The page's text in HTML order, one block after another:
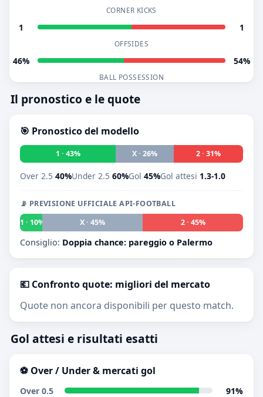
CORNER KICKS
1 1
OFFSIDES
46% 54%
BALL POSSESSION
Il pronostico e le quote
🎯 Pronostico del modello
1 · 43% X · 26% 2 · 31%
Over 2.5 40%Under 2.5 60%Gol 45%Gol attesi 1.3-1.0
📡 PREVISIONE UFFICIALE API-FOOTBALL
1 · 10%
X · 45% 2 · 45%
Consiglio: Doppia chance: pareggio o Palermo
💶 Confronto quote: migliori del mercato
Quote non ancora disponibili per questo match.
Gol attesi e risultati esatti
⚽ Over / Under & mercati gol
Over 0.5
91%